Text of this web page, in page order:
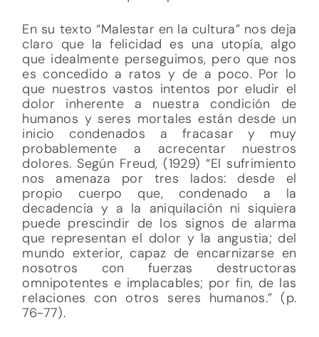
En su texto “Malestar en la cultura” nos deja
claro que la felicidad es una utopía, algo
que idealmente perseguimos, pero que nos
es concedido a ratos y de a poco. Por lo
que nuestros vastos intentos por eludir el
dolor inherente a nuestra condición de
humanos y seres mortales están desde un
inicio condenados a fracasar y muy
probablemente a acrecentar nuestros
dolores. Según Freud, (1929) “El sufrimiento
nos amenaza por tres lados: desde el
propio cuerpo que, condenado a la
decadencia y a la aniquilación ni siquiera
puede prescindir de los signos de alarma
que representan el dolor y la angustia; del
mundo exterior, capaz de encarnizarse en
nosotros con fuerzas destructoras
omnipotentes e implacables; por fin, de las
relaciones con otros seres humanos.” (p.
76-77).